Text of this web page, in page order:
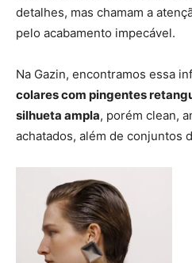
detalhes, mas chamam a
pelo acabamento impecável.
Na Gazin, encontramos essa
colares com pingentes
silhueta ampla, porém clean,
achatados, além de conjuntos